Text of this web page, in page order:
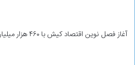
آغاز فصل نوین اقتصاد کیش با ۴۶۰ هزار میلیارد ریال سرمایه گذاری